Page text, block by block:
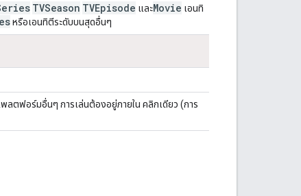
TVSeason TVEpisode และMovie เอนทิ
หรือเอนทิตีระดับบนสุดอื่นๆ
ตฟอร์มอื่นๆ การเล่นต้องอยู่ภายใน คลิกเดียว (การ